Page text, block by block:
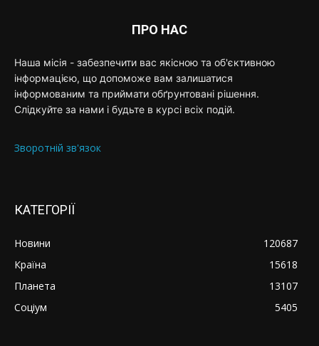
ПРО НАС
Наша місія - забезпечити вас якісною та об'єктивною
інформацією, що допоможе вам залишатися
інформованим та приймати обґрунтовані рішення.
Слідкуйте за нами і будьте в курсі всіх подій.
Зворотній зв'язок
КАТЕГОРІЇ
Новини
120687
Країна
15618
Планета
13107
Соціум
5405